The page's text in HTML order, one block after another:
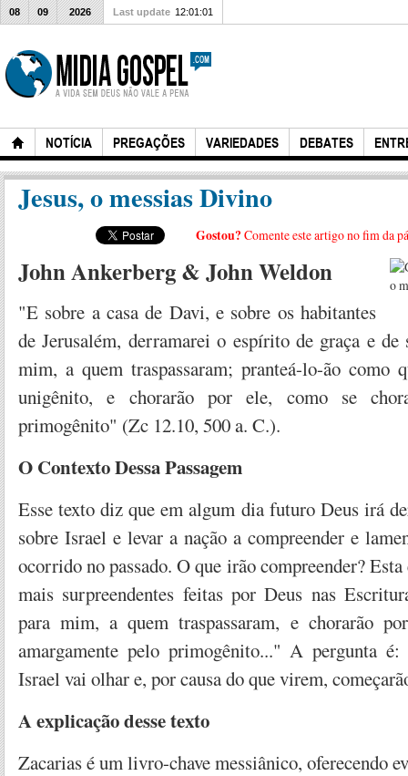
NOTÍCIA PREGAÇÕES VARIEDADES DEBATES
08 09 2026 Last update 12:01:01
Jesus, o messias Divino
Gostou? Comente este artigo no fim da
John Ankerberg & John Weldon
"E sobre a casa de Davi, e sobre os habitantes
de Jerusalém, derramarei o espírito de graça e de
mim, a quem traspassaram; pranteá-lo-ão como
unigênito, e chorarão por ele, como se
primogênito" (Zc 12.10, 500 a. C.).
O Contexto Dessa Passagem
Esse texto diz que em algum dia futuro Deus irá
sobre Israel e levar a nação a compreender e
ocorrido no passado. O que irão compreender? Esta
mais surpreendentes feitas por Deus nas
para mim, a quem traspassaram, e chorarão
amargamente pelo primogênito..." A pergunta
Israel vai olhar e, por causa do que virem,
A explicação desse texto
Zacarias é um livro-chave messiânico, oferecendo